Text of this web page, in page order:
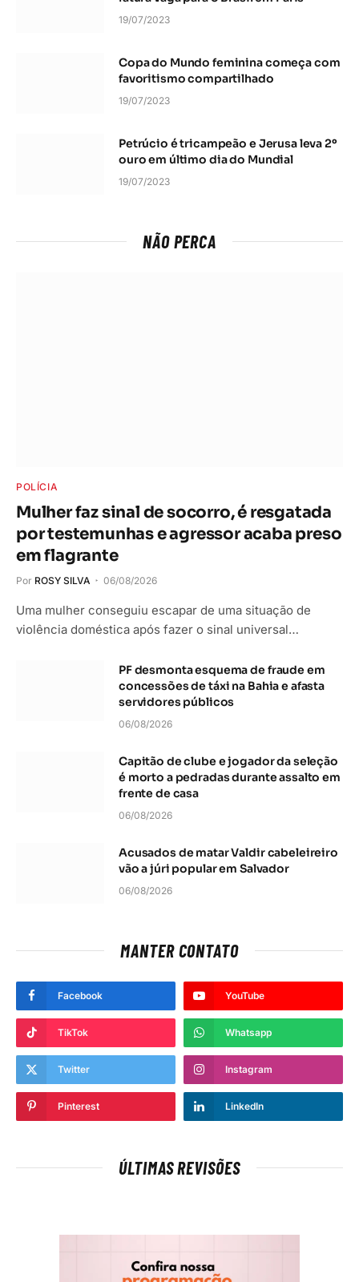
19/07/2023
Copa do Mundo feminina começa com
favoritismo compartilhado
19/07/2023
Petrúcio é tricampeão e Jerusa leva 2º
ouro em último dia do Mundial
19/07/2023
NÃO PERCA
POLÍCIA
Mulher faz sinal de socorro, é resgatada
por testemunhas e agressor acaba preso
em flagrante
Por ROSY SILVA 06/08/2026
Uma mulher conseguiu escapar de uma situação de
violência doméstica após fazer o sinal universal…
PF desmonta esquema de fraude em
concessões de táxi na Bahia e afasta
servidores públicos
06/08/2026
Capitão de clube e jogador da seleção
é morto a pedradas durante assalto em
frente de casa
06/08/2026
Acusados de matar Valdir cabeleireiro
vão a júri popular em Salvador
06/08/2026
MANTER CONTATO
Facebook YouTube
TikTok Whatsapp
Twitter Instagram
Pinterest LinkedIn
ÚLTIMAS REVISÕES